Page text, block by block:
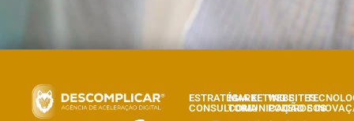
ESTRATÉGIA E
CONSULTORIA
MARKETING E
COMUNICAÇÃO
WEBSITES
PODEROSOS
E